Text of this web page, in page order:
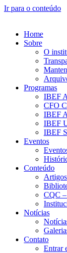
Ir para o conteúdo
Home
Sobre
O
Programas
IBEF
CFO
IBEF
IBEF
IBEF
Eventos
Conteúdo
Artigos
CQC
Notícias
Contato
Entrar